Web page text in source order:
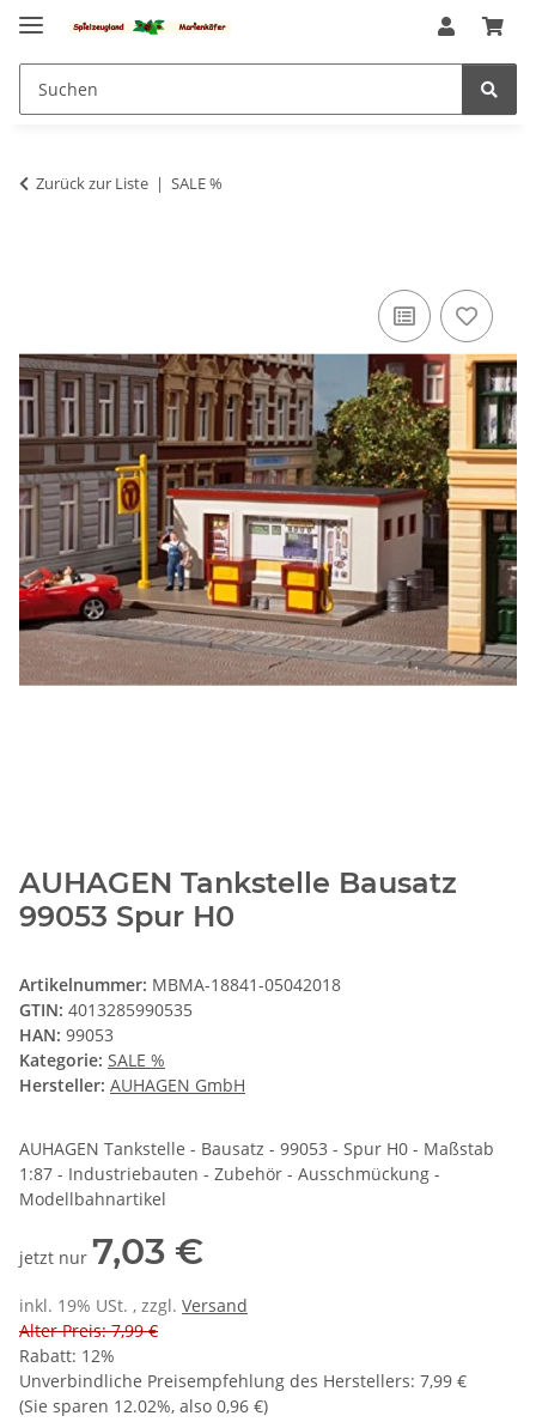
Zurück zur Liste SALE %
AUHAGEN Tankstelle Bausatz
99053 Spur H0
Artikelnummer: MBMA-18841-05042018
GTIN: 4013285990535
HAN: 99053
Kategorie: SALE %
Hersteller: AUHAGEN GmbH
AUHAGEN Tankstelle - Bausatz - 99053 - Spur H0 - Maßstab
1:87 - Industriebauten - Zubehör - Ausschmückung -
Modellbahnartikel
jetzt nur 7,03 €
inkl. 19% USt. , zzgl. Versand
Alter Preis: 7,99 €
Rabatt: 12%
Unverbindliche Preisempfehlung des Herstellers: 7,99 €
(Sie sparen 12.02%, also 0,96 €)